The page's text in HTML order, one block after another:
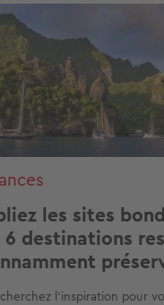
les sites
6 destinations
l'inspiration pour